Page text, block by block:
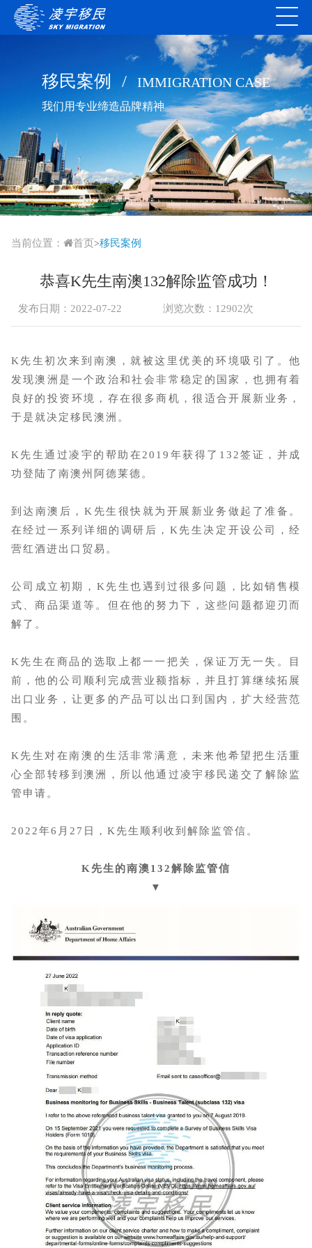
移民案例 / IMMIGRATION CASE
我们用专业缔造品牌精神
当前位置： 首页>移民案例
恭喜K先生南澳132解除监管成功！
发布日期：2022-07-22 浏览次数：12902次
K先生初次来到南澳，就被这里优美的环境吸引了。他
发现澳洲是一个政治和社会非常稳定的国家，也拥有着
良好的投资环境，存在很多商机，很适合开展新业务，
于是就决定移民澳洲。
K先生通过凌宇的帮助在2019年获得了132签证，并成
功登陆了南澳州阿德莱德。
到达南澳后，K先生很快就为开展新业务做起了准备。
在经过一系列详细的调研后，K先生决定开设公司，经
营红酒进出口贸易。
公司成立初期，K先生也遇到过很多问题，比如销售模
式、商品渠道等。但在他的努力下，这些问题都迎刃而
解了。
K先生在商品的选取上都一一把关，保证万无一失。目
前，他的公司顺利完成营业额指标，并且打算继续拓展
出口业务，让更多的产品可以出口到国内，扩大经营范
围。
K先生对在南澳的生活非常满意，未来他希望把生活重
心全部转移到澳洲，所以他通过凌宇移民递交了解除监
管申请。
2022年6月27日，K先生顺利收到解除监管信。
K先生的南澳132解除监管信
▼